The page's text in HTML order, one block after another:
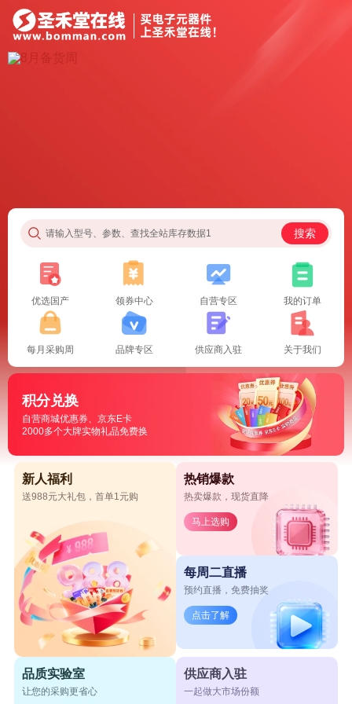
请输入型号、参数、查找全站库存数据1 搜索
优选国产 领券中心 自营专区 我的订单
每月采购周 品牌专区 供应商入驻 关于我们
积分兑换
自营商城优惠券、京东E卡
2000多个大牌实物礼品免费换
新人福利
送988元大礼包，首单1元购
热销爆款
热卖爆款，现货直降
马上选购
每周二直播
预约直播，免费抽奖
点击了解
品质实验室
让您的采购更省心
供应商入驻
一起做大市场份额